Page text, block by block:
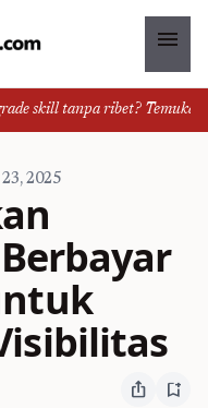
menu
skill tanpa ribet? Temukan
2025
ios_share bookmark_add